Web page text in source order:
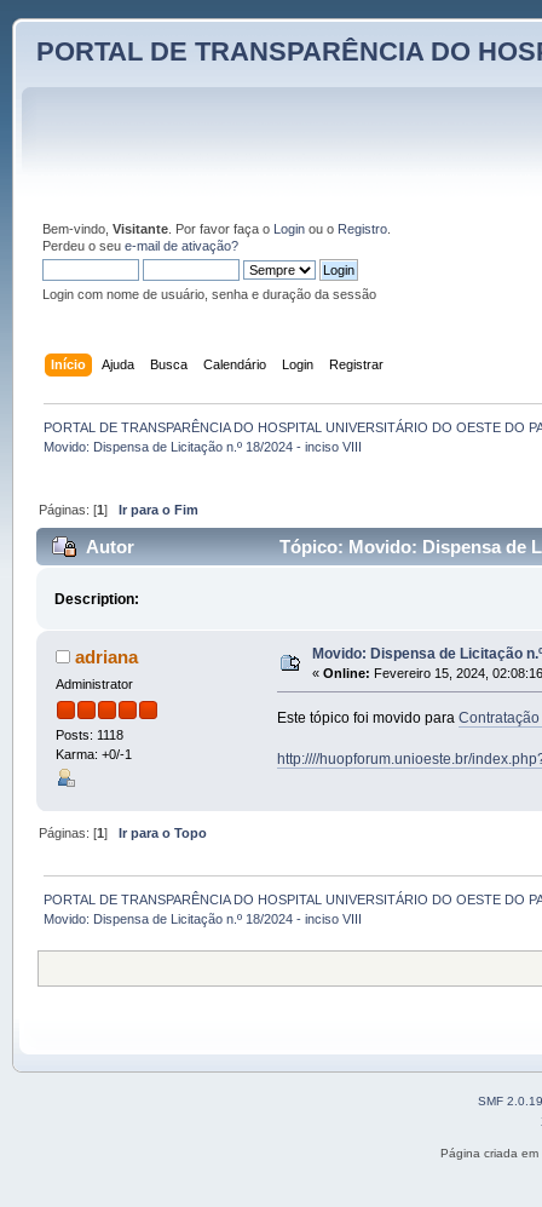
PORTAL DE TRANSPARÊNCIA DO
Bem-vindo, Visitante. Por favor faça o Loginou o Registro.
Perdeu o seu e-mail de ativação?
Login com nome de usuário, senha e duração da sessão
Início Ajuda Busca Calendário Login Registrar
PORTAL DE TRANSPARÊNCIA DO HOSPITAL UNIVERSITÁRIO DO OESTE DO
Movido: Dispensa de Licitação n.º 18/2024 - inciso VIII
Páginas: [1]Ir para o Fim
Autor Tópico: Movido: Dispensa de
Description:
adriana
Administrator
Posts: 1118
Karma: +0/-1
Movido: Dispensa de Licitação
« Online: Fevereiro 15, 2024,
Este tópico foi movido para
http:////huopforum.unioeste.br/
Páginas: [1]Ir para o Topo
PORTAL DE TRANSPARÊNCIA DO HOSPITAL UNIVERSITÁRIO DO OESTE DO
Movido: Dispensa de Licitação n.º 18/2024 - inciso VIII
SMF 2.0.19
Página criada